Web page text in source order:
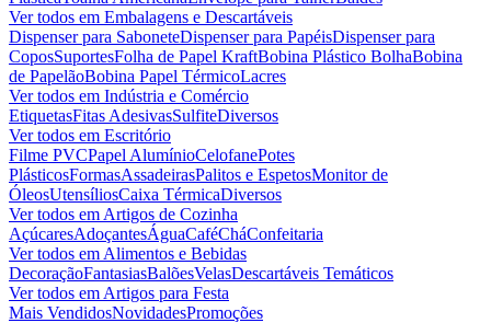
Ver todos em Embalagens e Descartáveis
Dispenser para SaboneteDispenser para PapéisDispenser para
CoposSuportesFolha de Papel KraftBobina Plástico BolhaBobina
de PapelãoBobina Papel TérmicoLacres
Ver todos em Indústria e Comércio
EtiquetasFitas AdesivasSulfiteDiversos
Ver todos em Escritório
Filme PVCPapel AlumínioCelofanePotes
PlásticosFormasAssadeirasPalitos e EspetosMonitor de
ÓleosUtensíliosCaixa TérmicaDiversos
Ver todos em Artigos de Cozinha
AçúcaresAdoçantesÁguaCaféCháConfeitaria
Ver todos em Alimentos e Bebidas
DecoraçãoFantasiasBalõesVelasDescartáveis Temáticos
Ver todos em Artigos para Festa
Mais VendidosNovidadesPromoções